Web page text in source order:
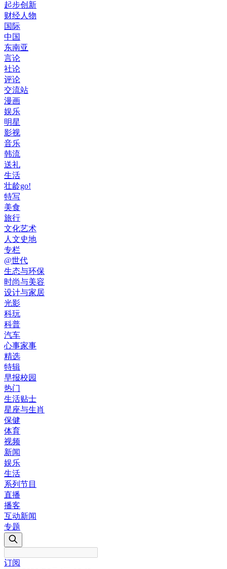
起步创新
财经人物
国际
中国
东南亚
言论
社论
评论
交流站
漫画
娱乐
明星
影视
音乐
韩流
送礼
生活
壮龄go!
特写
美食
旅行
文化艺术
人文史地
专栏
@世代
生态与环保
时尚与美容
设计与家居
光影
科玩
科普
汽车
心事家事
精选
特辑
早报校园
热门
生活贴士
星座与生肖
保健
体育
视频
新闻
娱乐
生活
系列节目
直播
播客
互动新闻
专题
订阅